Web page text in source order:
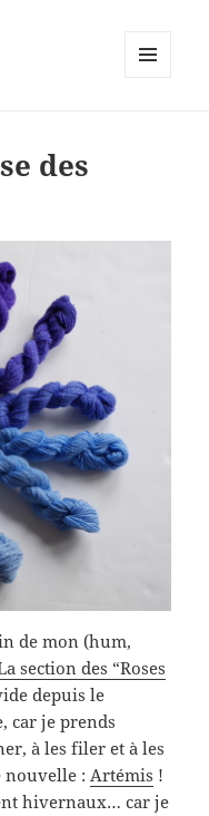
des
de mon (hum,
section des “Roses
depuis le
car je prends
à les filer et à les
nouvelle :Artémis !
hivernaux… car je